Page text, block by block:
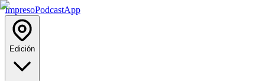
ImpresoPodcastApp
Edición